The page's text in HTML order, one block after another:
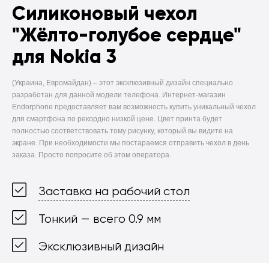
Силиконовый чехол
"Жёлто-голубое сердце"
для Nokia 3
(Украина, Евромайдан) – этот эксклюзивный дизайн специально
разработан для данной модели телефона. Интернет-магазин
Endorphone предоставляет вам возможность купить уникальный чехол
для смартфона по рекордно низкой цене. Цвет принта будет
полностью соответствовать тому рисунку, который вы видите на
экране. При необходимости мы постараемся отправить чехол в день
заказа. Просто попросите об этом оператора.
Заставка на рабочий стол
Тонкий — всего 0.9 мм
Эксклюзивный дизайн